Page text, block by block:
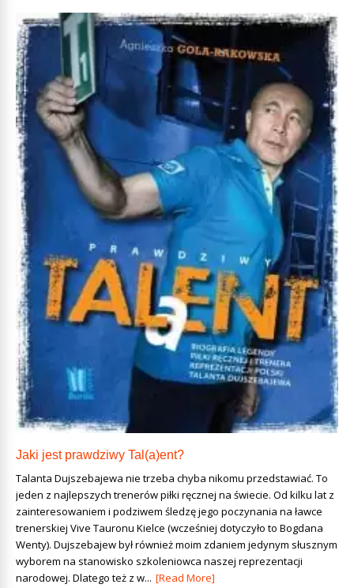
Jaki jest prawdziwy Tal(a)ent?
Talanta Dujszebajewa nie trzeba chyba nikomu przedstawiać. To
jeden z najlepszych trenerów piłki ręcznej na świecie. Od kilku lat z
zainteresowaniem i podziwem śledzę jego poczynania na ławce
trenerskiej Vive Tauronu Kielce (wcześniej dotyczyło to Bogdana
Wenty). Dujszebajew był również moim zdaniem jedynym słusznym
wyborem na stanowisko szkoleniowca naszej reprezentacji
narodowej. Dlatego też z w... [Read More]